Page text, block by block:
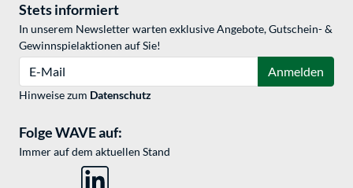
Stets informiert
In unserem Newsletter warten exklusive Angebote, Gutschein- &
Gewinnspielaktionen auf Sie!
Anmelden
Hinweise zum Datenschutz
Folge WAVE auf:
Immer auf dem aktuellen Stand